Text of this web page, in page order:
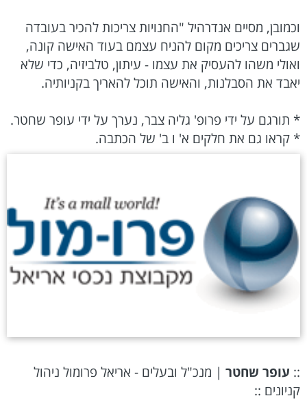
וכמובן, מסיים אנדרהיל "החנויות צריכות להכיר בעובדה
שגברים צריכים מקום להניח עצמם בעוד האישה קונה,
ואולי משהו להעסיק את עצמו - עיתון, טלביזיה, כדי שלא
יאבד את הסבלנות, והאישה תוכל להאריך בקניותיה.
* תורגם על ידי פרופ' גליה צבר, נערך על ידי עופר שחטר.
* קראו גם את חלקים א' ו ב' של הכתבה.
:: עופר שחטר | מנכ"ל ובעלים - אריאל פרומול ניהול
קניונים ::